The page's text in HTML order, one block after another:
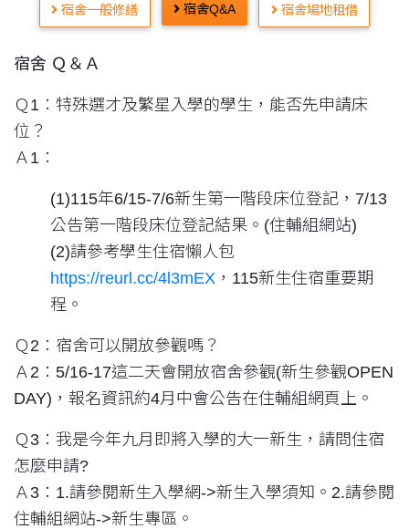
宿舍一般修繕 宿舍Q&A 宿舍場地租借
宿舍 Ｑ＆Ａ
Ｑ1：特殊選才及繁星入學的學生，能否先申請床
位？
Ａ1：
(1)115年6/15-7/6新生第一階段床位登記，7/13
公告第一階段床位登記結果。(住輔組網站)
(2)請參考學生住宿懶人包
https://reurl.cc/4l3mEX ，115新生住宿重要期
程。
Ｑ2：宿舍可以開放參觀嗎？
Ａ2：5/16-17這二天會開放宿舍參觀(新生參觀OPEN
DAY)，報名資訊約4月中會公告在住輔組網頁上。
Ｑ3：我是今年九月即將入學的大一新生，請問住宿
怎麼申請?
Ａ3：1.請參閱新生入學網->新生入學須知。2.請參閱
住輔組網站->新生專區。